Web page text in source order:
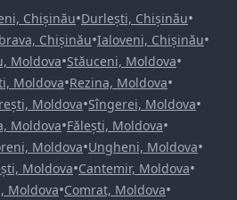
Chișinău•Durlești, Chișinău•
Chișinău•Ialoveni, Chișinău•
Moldova•Stăuceni, Moldova•
Moldova•Rezina, Moldova•
Moldova•Sîngerei, Moldova•
Moldova•Fălești, Moldova•
Moldova•Ungheni, Moldova•
Moldova•Cantemir, Moldova•
Moldova•Comrat, Moldova•